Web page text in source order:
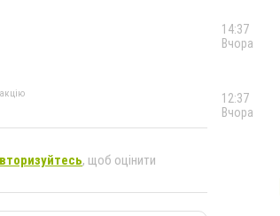
, щоб оцінити
14:37
Вчора
12:37
Вчора